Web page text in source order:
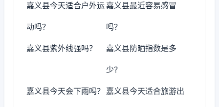
嘉义县今天适合户外运
动吗？
嘉义县最近容易感冒
吗？
嘉义县紫外线强吗？ 嘉义县防晒指数是多
少？
嘉义县今天会下雨吗？ 嘉义县今天适合旅游出